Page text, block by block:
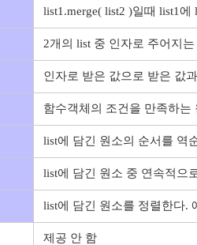
list1.merge( list2 )일때 list1
2개의 list 중 인자로 주어지
인자로 받은 값으로 받은 값
함수객체의 조건을 만족하는
list에 담긴 원소의 순서를 역
list에 담긴 원소 중 연속적으
list에 담긴 원소를 정렬한다.
제공 안 함